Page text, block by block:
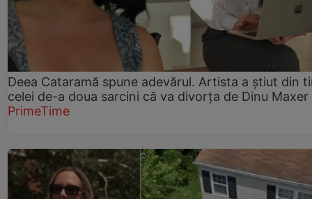
Deea Cataramă spune adevărul. Artista a știut din
celei de-a doua sarcini că va divorța de Dinu Maxer
PrimeTime